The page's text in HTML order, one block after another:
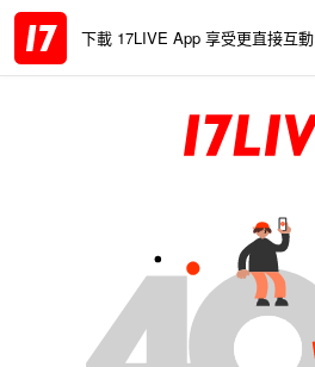
下載 17LIVE App 享受更直接互動